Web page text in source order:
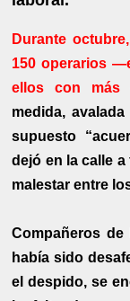
Durante
150 operarios
ellos con más
medida, avalada
supuesto
dejó en la calle
malestar entre
Compañeros de
había sido
el despido, se